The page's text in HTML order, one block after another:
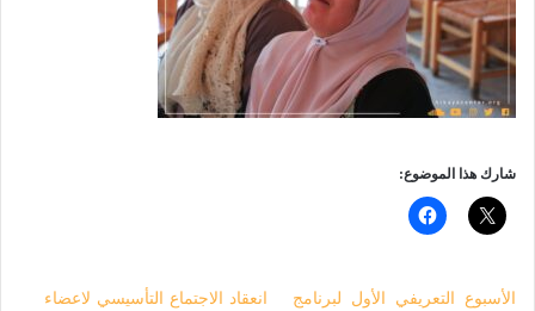
شارك هذا الموضوع:
الأسبوع التعريفي الأول لبرنامج
انعقاد الاجتماع التأسيسي لاعضاء